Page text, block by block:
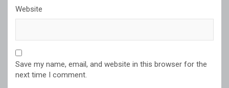
Website
Save my name, email, and website in this browser for the
next time I comment.